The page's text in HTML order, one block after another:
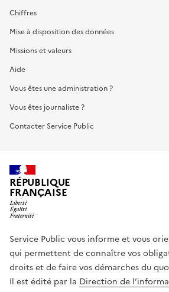
Chiffres
Mise à disposition des données
Missions et valeurs
Aide
Vous êtes une administration ?
Vous êtes journaliste ?
Contacter Service Public
RÉPUBLIQUE
FRANÇAISE
Service Public vous informe et vous
qui permettent de connaître vos
droits et de faire vos démarches du
Il est édité par la Direction de